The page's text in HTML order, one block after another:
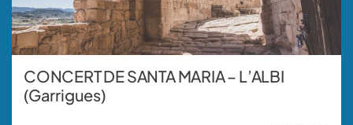
CONCERT DE SANTA MARIA – L’ALBI
(Garrigues)